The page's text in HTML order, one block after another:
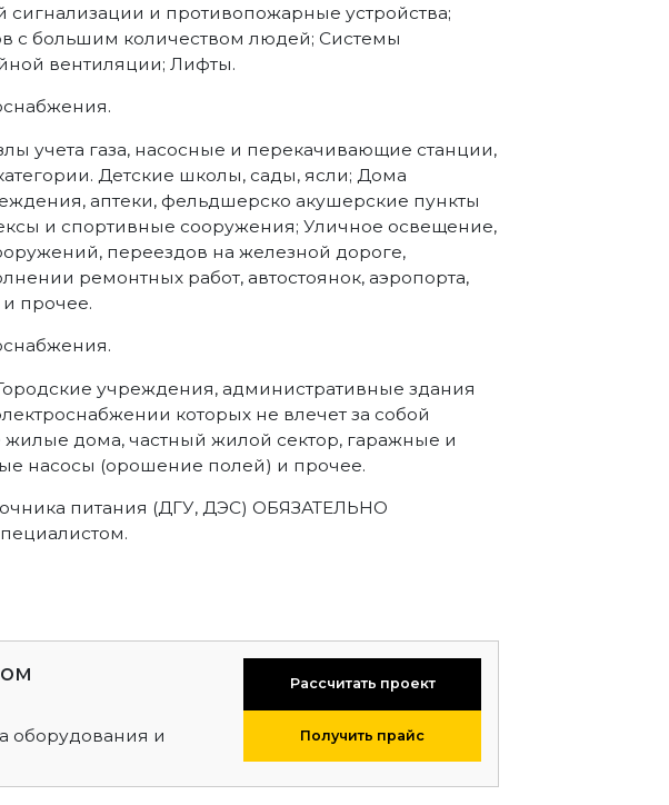
и противопожарные устройства;
с большим количеством людей; Системы
вентиляции; Лифты.
учета газа, насосные и перекачивающие станции,
Детские школы, сады, ясли; Дома
аптеки, фельдшерско акушерские пункты
и спортивные сооружения; Уличное освещение,
переездов на железной дороге,
ремонтных работ, автостоянок, аэропорта,
прочее.
учреждения, административные здания
которых не влечет за собой
дома, частный жилой сектор, гаражные и
насосы (орошение полей) и прочее.
питания (ДГУ, ДЭС) ОБЯЗАТЕЛЬНО
оборудования и
Рассчитать проект
Получить прайс